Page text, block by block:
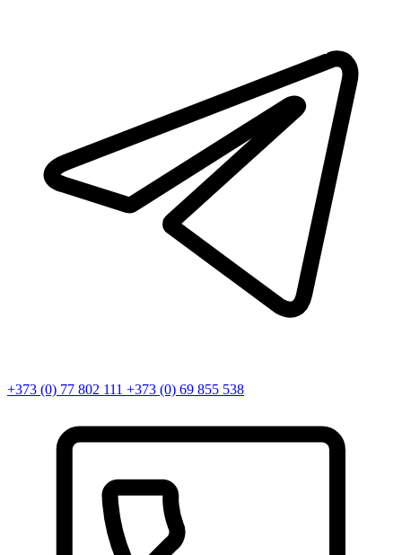
+373 (0) 77 802 111 +373 (0) 69 855 538